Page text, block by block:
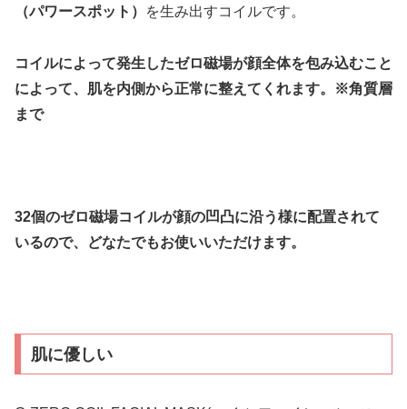
（パワースポット）
を生み出すコイルです。
コイルによって発生したゼロ磁場が顔全体を包み込むこと
によって、 肌を内側から正常に整えてくれます。※角質層
まで
32個のゼロ磁場コイルが顔の凹凸に沿う様に配置されて
いるので、どなたでもお使いいただけます。
肌に優しい